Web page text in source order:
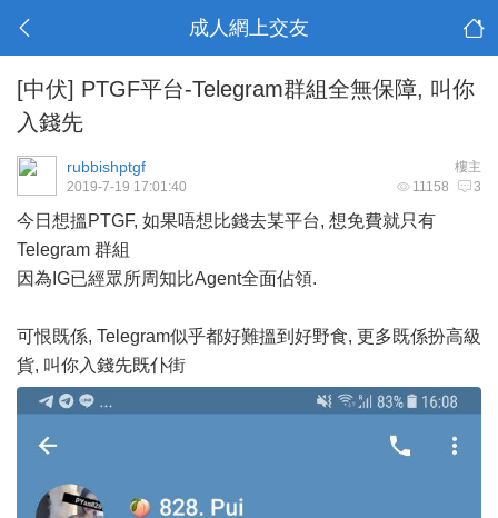
成人網上交友
[中伏] PTGF平台-Telegram群組全無保障, 叫你
入錢先
樓主
rubbishptgf
11158 3
2019-7-19 17:01:40
今日想搵PTGF, 如果唔想比錢去某平台, 想免費就只有
Telegram 群組
因為IG已經眾所周知比Agent全面佔領.
可恨既係, Telegram似乎都好難搵到好野食, 更多既係扮高級
貨, 叫你入錢先既仆街